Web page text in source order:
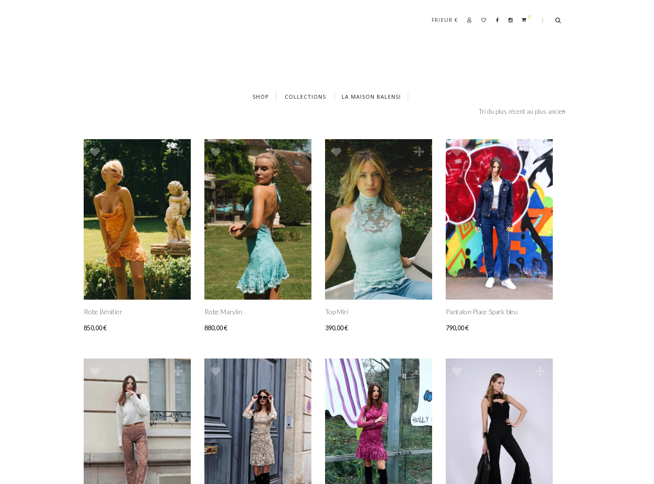
0
FR/EUR €
SHOP COLLECTIONS LA MAISON BALENSI
Robe Bénitier
850,00€
Robe Marylin
880,00€
Top Miri
390,00€
Pantalon Place Spark bleu
790,00€